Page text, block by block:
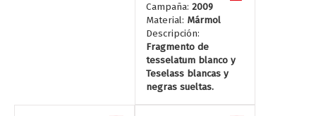
Campaña: 2009
Material: Mármol
Descripción:
Fragmento de
tesselatum blanco y
Teselass blancas y
negras sueltas.